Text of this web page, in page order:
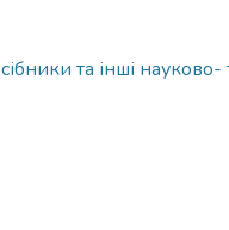
та інші